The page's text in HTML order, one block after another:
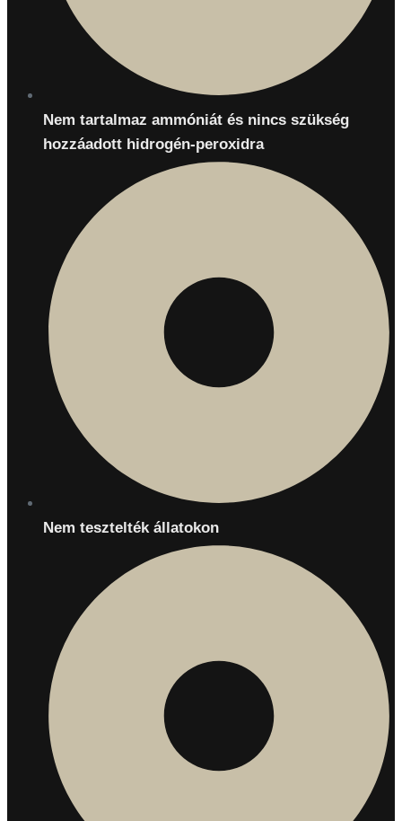
Nem tartalmaz ammóniát és nincs szükség
hozzáadott hidrogén-peroxidra
Nem tesztelték állatokon